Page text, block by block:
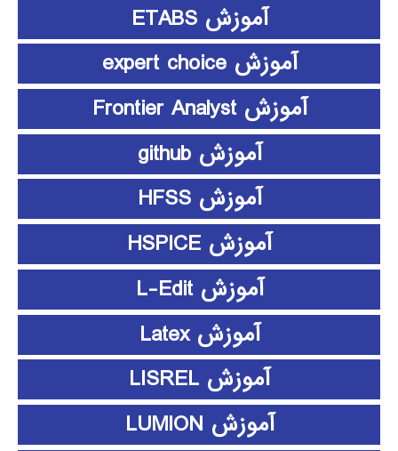
آموزش ETABS
آموزش expert choice
آموزش Frontier Analyst
آموزش github
آموزش HFSS
آموزش HSPICE
آموزش L-Edit
آموزش Latex
آموزش LISREL
آموزش LUMION